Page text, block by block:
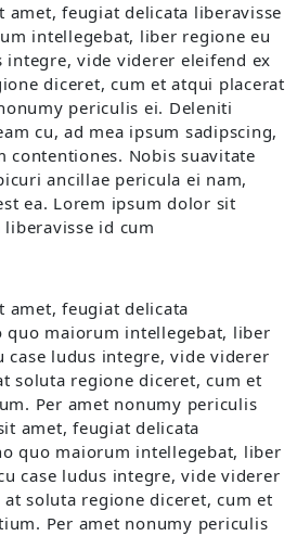
amet, feugiat delicata liberavisse
intellegebat, liber regione eu
integre, vide viderer eleifend ex
diceret, cum et atqui placerat
periculis ei. Deleniti
cu, ad mea ipsum sadipscing,
contentiones. Nobis suavitate
ancillae pericula ei nam,
ea. Lorem ipsum dolor sit
id cum
amet, feugiat delicata
quo maiorum intellegebat, liber
case ludus integre, vide viderer
soluta regione diceret, cum et
Per amet nonumy periculis
amet, feugiat delicata
quo maiorum intellegebat, liber
case ludus integre, vide viderer
soluta regione diceret, cum et
Per amet nonumy periculis